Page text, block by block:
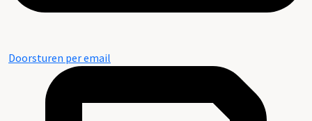
Doorsturen per email